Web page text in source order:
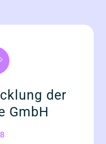
der
GmbH